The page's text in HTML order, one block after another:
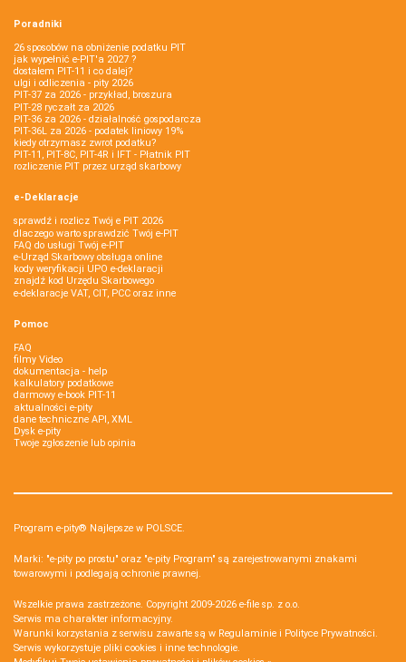
Poradniki
26 sposobów na obniżenie podatku PIT
jak wypełnić e-PIT'a 2027 ?
dostałem PIT-11 i co dalej?
ulgi i odliczenia - pity 2026
PIT-37 za 2026 - przykład, broszura
PIT-28 ryczałt za 2026
PIT-36 za 2026 - działalność gospodarcza
PIT-36L za 2026 - podatek liniowy 19%
kiedy otrzymasz zwrot podatku?
PIT-11, PIT-8C, PIT-4R i IFT - Płatnik PIT
rozliczenie PIT przez urząd skarbowy
e-Deklaracje
sprawdź i rozlicz Twój e PIT 2026
dlaczego warto sprawdzić Twój e-PIT
FAQ do usługi Twój e-PIT
e-Urząd Skarbowy obsługa online
kody weryfikacji UPO e-deklaracji
znajdź kod Urzędu Skarbowego
e-deklaracje VAT, CIT, PCC oraz inne
Pomoc
FAQ
filmy Video
dokumentacja - help
kalkulatory podatkowe
darmowy e-book PIT-11
aktualności e-pity
dane techniczne API, XML
Dysk e-pity
Twoje zgłoszenie lub opinia
Program e-pity® Najlepsze w POLSCE.
Marki: "e-pity po prostu" oraz "e-pity Program" są zarejestrowanymi znakami
towarowymi i podlegają ochronie prawnej.
Wszelkie prawa zastrzeżone. Copyright 2009-2026 e-file sp. z o.o.
Serwis ma charakter informacyjny.
Warunki korzystania z serwisu zawarte są w Regulaminie i Polityce Prywatności.
Serwis wykorzystuje pliki cookies i inne technologie.